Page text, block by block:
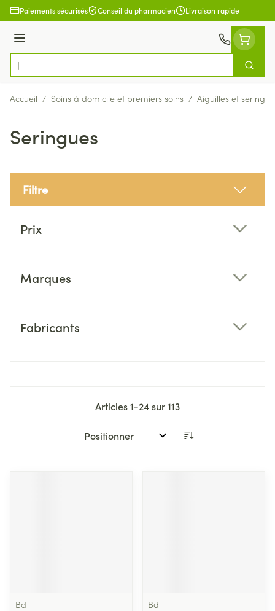
Aller au contenu
Paiements sécurisés Conseil du pharmacien Livraison rapide
Menu
Rechercher
Accueil / Soins à domicile et premiers soins / Aiguilles et
Seringues
Filtre
Prix
Marques
Fabricants
Articles1-24sur113
Trier par:
Bd
Bd